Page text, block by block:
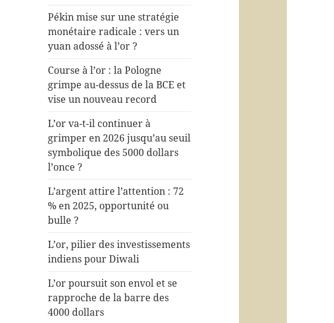
Pékin mise sur une stratégie
monétaire radicale : vers un
yuan adossé à l’or ?
Course à l’or : la Pologne
grimpe au-dessus de la BCE et
vise un nouveau record
L’or va-t-il continuer à
grimper en 2026 jusqu’au seuil
symbolique des 5000 dollars
l’once ?
L’argent attire l’attention : 72
% en 2025, opportunité ou
bulle ?
L’or, pilier des investissements
indiens pour Diwali
L’or poursuit son envol et se
rapproche de la barre des
4000 dollars